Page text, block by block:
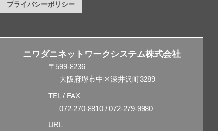
プライバシーポリシー
ニワダニネットワークシステム株式会社
〒599-8236
大阪府堺市中区深井沢町3289
TEL / FAX
072-270-8810 / 072-279-9980
URL